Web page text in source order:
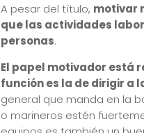
A pesar del título, motivar
que las actividades
personas.
El papel motivador está
función es la de dirigir a
general que manda en la
o marineros estén